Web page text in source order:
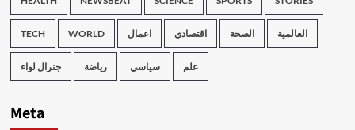
TECH WORLD اعمال اقتصادي الصحة العالمية
جنرال لواء رياضة سياسي علم
Meta